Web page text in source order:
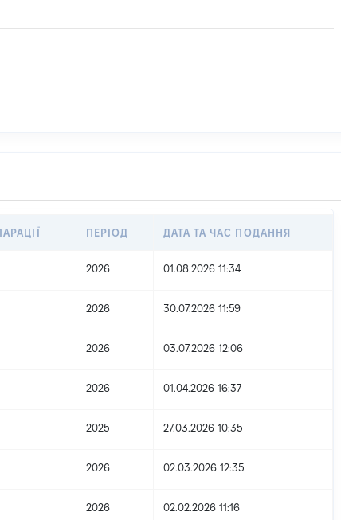
ПЕРІОД ДАТА ТА ЧАС ПОДАННЯ
2026 01.08.2026 11:34
2026 30.07.2026 11:59
2026 03.07.2026 12:06
2026 01.04.2026 16:37
2025 27.03.2026 10:35
2026 02.03.2026 12:35
2026 02.02.2026 11:16